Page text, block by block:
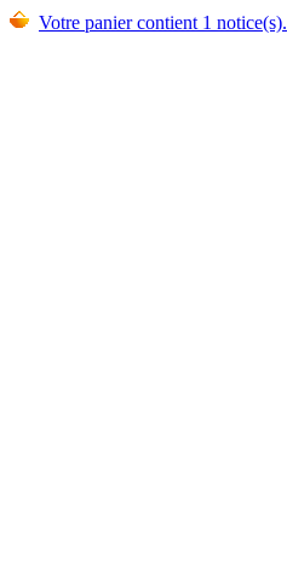
Votre panier contient 1 notice(s).